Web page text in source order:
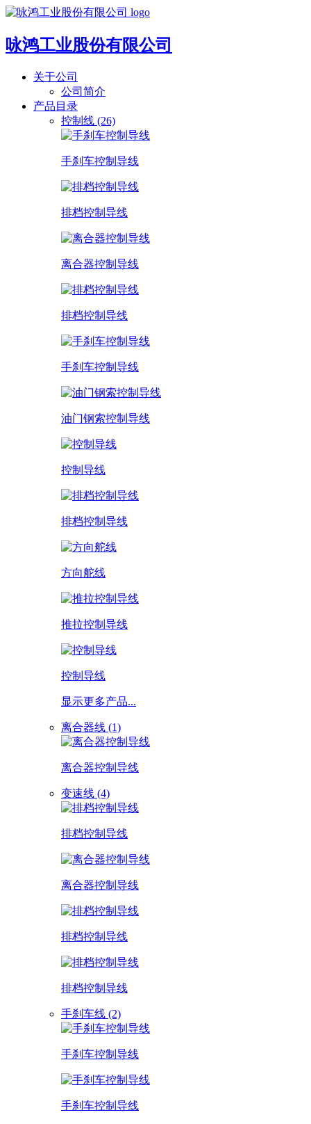
咏鸿工业股份有限公司
关于公司
公司简介
产品目录
控制线 (26)
手刹车控制导线
排档控制导线
离合器控制导线
排档控制导线
手刹车控制导线
油门钢索控制导线
控制导线
排档控制导线
方向舵线
推拉控制导线
控制导线
显示更多产品...
离合器线 (1)
离合器控制导线
变速线 (4)
排档控制导线
离合器控制导线
排档控制导线
排档控制导线
手刹车线 (2)
手刹车控制导线
手刹车控制导线